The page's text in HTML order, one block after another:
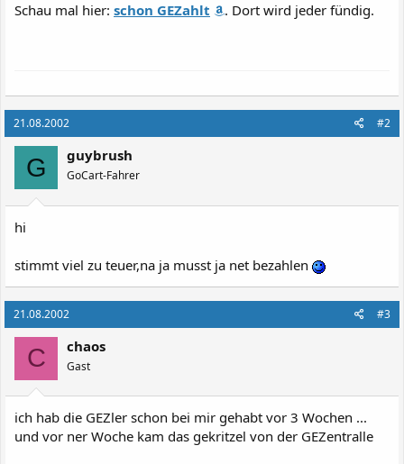
Schau mal hier: schon GEZahlt . Dort wird jeder fündig.
21.08.2002 #2
G guybrush
GoCart-Fahrer
hi
stimmt viel zu teuer,na ja musst ja net bezahlen
21.08.2002 #3
C chaos
Gast
ich hab die GEZler schon bei mir gehabt vor 3 Wochen ...
und vor ner Woche kam das gekritzel von der GEZentralle